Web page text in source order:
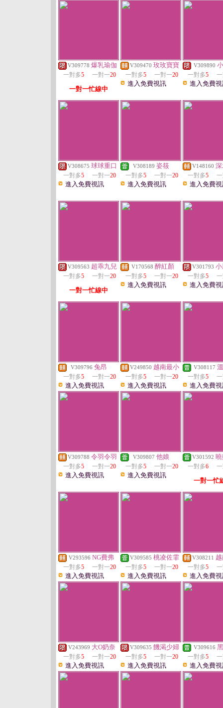
V309778 爆乳瑜伽
一對多5 一對一20
一對一忙線中
V309470 玫玫寶寶
一對多5 一對一20
進入免費視訊
V309890
一對多5
進入免費
V308675 球球重口
一對多5 一對一20
進入免費視訊
V308189 姿筱
一對多5 一對一20
進入免費視訊
V148160
一對多5
進入免費
V309563 超乖九兒
一對多5 一對一20
一對一忙線中
V170568 醉紅顏
一對多5 一對一20
進入免費視訊
V301793
一對多5
進入免費
V309796 兔昂
一對多5 一對一20
進入免費視訊
V249850 越南最小
一對多5 一對一20
進入免費視訊
V308117
一對多5
進入免費
V309788 令羽令羽
一對多5 一對一20
進入免費視訊
V309807 他娘
一對多5 一對一20
進入免費視訊
V301592
一對多6
一對一忙
V293596 NG費弗
一對多5 一對一20
進入免費視訊
V309585 桃凌佐霏
一對多5 一對一20
進入免費視訊
V308211
一對多5
進入免費
V243969 大O奶奈
一對多5 一對一20
進入免費視訊
V309635 饑渴少婦
一對多5 一對一20
進入免費視訊
V309616
一對多5
進入免費